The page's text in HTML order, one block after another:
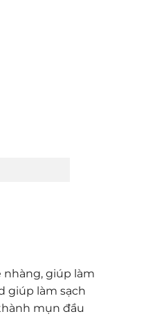
nhàng, giúp làm
giúp làm sạch
mụn đầu